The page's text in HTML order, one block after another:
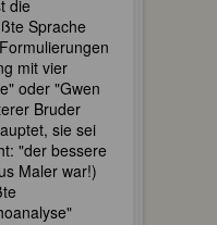
die
Sprache
mit vier
oder "Gwen
Bruder
sie sei
"der bessere
Maler war!)